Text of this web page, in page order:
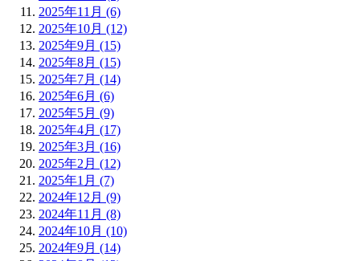
2025年11月 (6)
2025年10月 (12)
2025年9月 (15)
2025年8月 (15)
2025年7月 (14)
2025年6月 (6)
2025年5月 (9)
2025年4月 (17)
2025年3月 (16)
2025年2月 (12)
2025年1月 (7)
2024年12月 (9)
2024年11月 (8)
2024年10月 (10)
2024年9月 (14)